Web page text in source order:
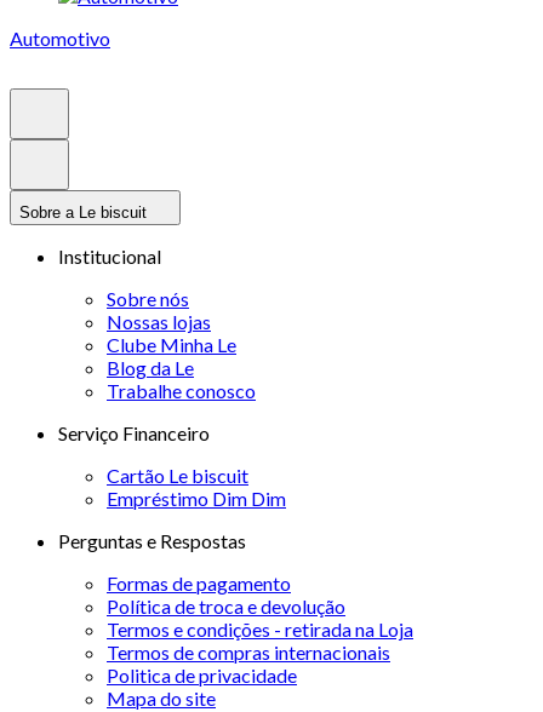
Automotivo
Sobre a Le biscuit
Institucional
Sobre nós
Nossas lojas
Clube Minha Le
Blog da Le
Trabalhe conosco
Serviço Financeiro
Cartão Le biscuit
Empréstimo Dim Dim
Perguntas e Respostas
Formas de pagamento
Política de troca e devolução
Termos e condições - retirada na Loja
Termos de compras internacionais
Politica de privacidade
Mapa do site